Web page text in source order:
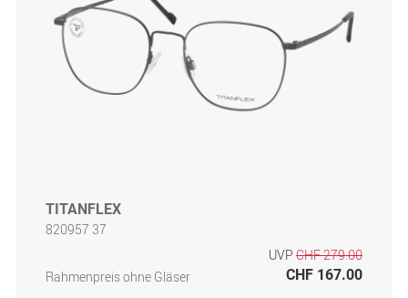
TITANFLEX
820957 37
Rahmenpreis ohne Gläser
UVP CHF 279.00
CHF 167.00